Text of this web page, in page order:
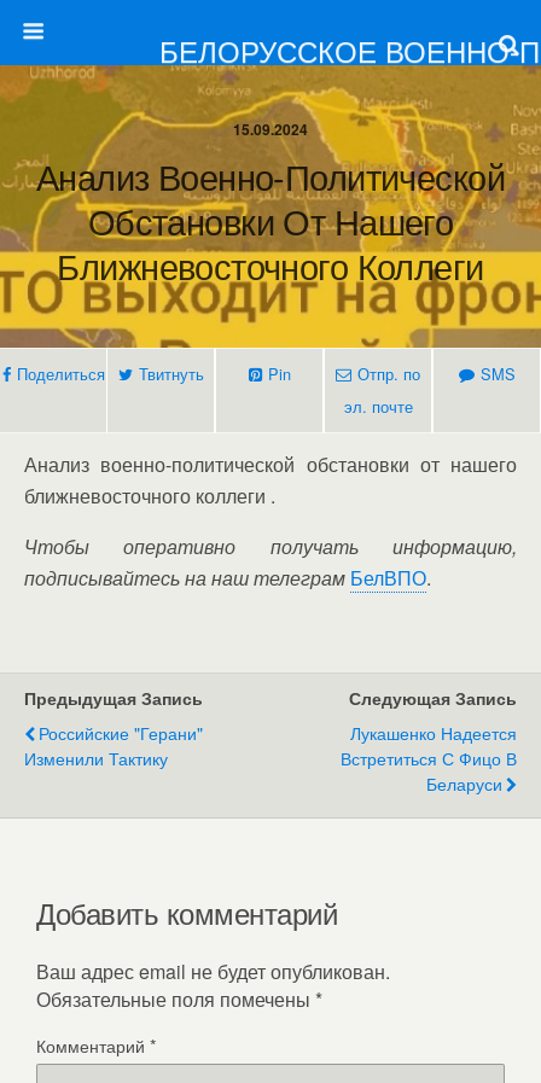
БЕЛОРУССКОЕ ВОЕННО-
15.09.2024
Анализ Военно-Политической
Обстановки От Нашего
Ближневосточного Коллеги
Поделиться Твитнуть Pin
Отпр. по
эл. почте
SMS
Анализ военно-политической обстановки от нашего
ближневосточного коллеги .
Чтобы оперативно получать информацию,
подписывайтесь на наш телеграм БелВПО.
Предыдущая Запись
Российские "Герани"
Изменили Тактику
Следующая Запись
Лукашенко Надеется
Встретиться С Фицо В
Беларуси
Добавить комментарий
Ваш адрес email не будет опубликован.
Обязательные поля помечены *
Комментарий *